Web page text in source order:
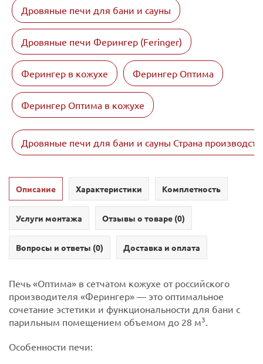
Дровяные печи для бани и сауны
Дровяные печи Ферингер (Feringer)
Ферингер в кожухе Ферингер Оптима
Ферингер Оптима в кожухе
Дровяные печи для бани и сауны Страна
Описание Характеристики Комплетность
Услуги монтажа Отзывы о товаре (0)
Вопросы и ответы (0) Доставка и оплата
Печь «Оптима» в сетчатом кожухе от российского
производителя «Ферингер» — это оптимальное
сочетание эстетики и функциональности для бани с
парильным помещением объемом до 28 м3
Особенности печи: